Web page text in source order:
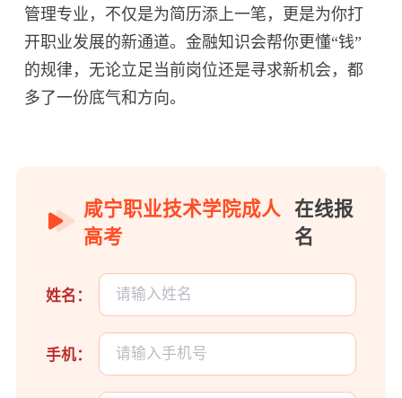
管理专业，不仅是为简历添上一笔，更是为你打
开职业发展的新通道。金融知识会帮你更懂“钱”
的规律，无论立足当前岗位还是寻求新机会，都
多了一份底气和方向。
咸宁职业技术学院成人
高考
在线报
名
姓名：
手机：